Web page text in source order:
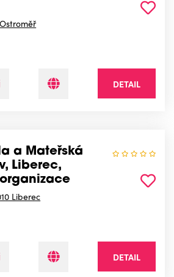
DETAIL
a Mateřská
Liberec,
Liberec
DETAIL